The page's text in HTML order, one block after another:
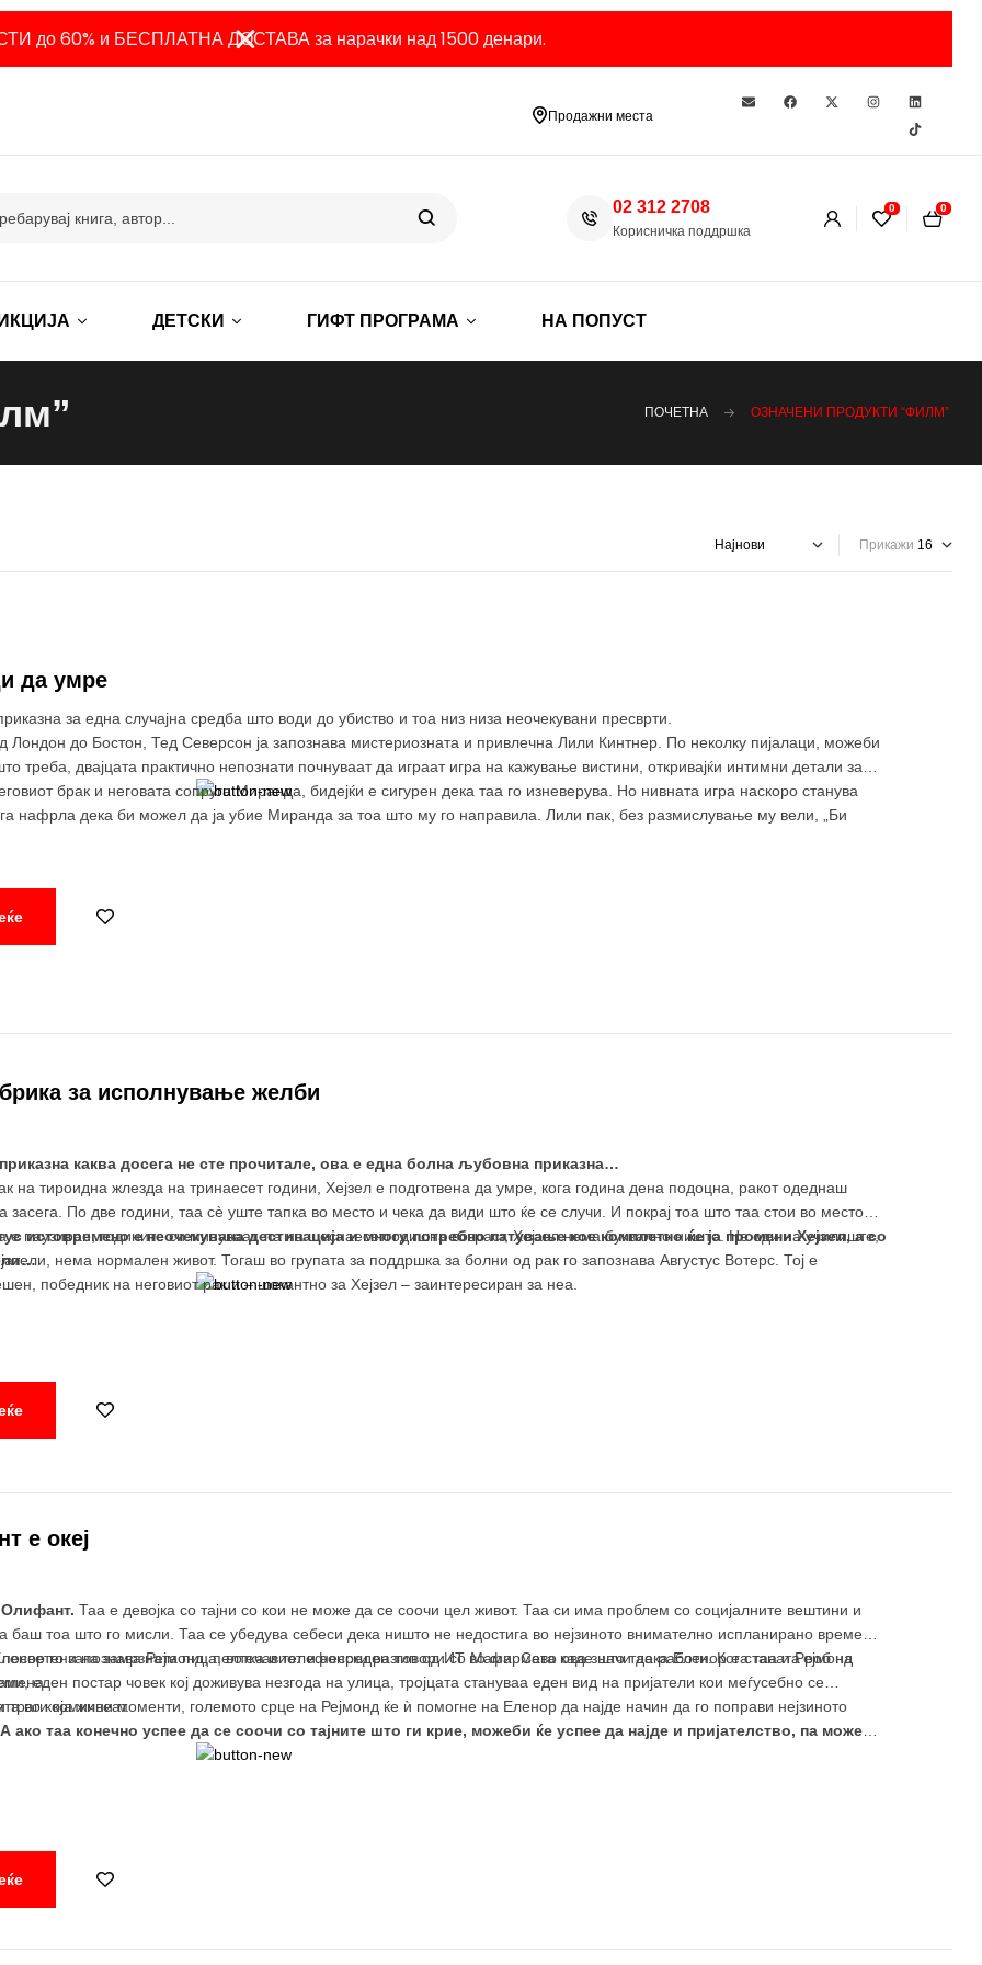
до 60% и БЕСПЛАТНА ДОСТАВА за нарачки над 1500 денари.
Продажни места
02 312 2708
Корисничка поддршка
0 0
ДЕТСКИ ГИФТ ПРОГРАМА НА ПОПУСТ
ПОЧЕТНА ОЗНАЧЕНИ ПРОДУКТИ “ФИЛМ”
Прикажи
да умре
за една случајна средба што води до убиство и тоа низ низа неочекувани пресврти.
Лондон до Бостон, Тед Северсон ја запознава мистериозната и привлечна Лили Кинтнер. По неколку пијалаци, можеби
треба, двајцата практично непознати почнуваат да играат игра на кажување вистини, откривајќи интимни детали за
брак и неговата сопруга Миранда, бидејќи е сигурен дека таа го изневерува. Но нивната игра наскоро станува
нафрла дека би можел да ја убие Миранда за тоа што му го направила. Лили пак, без размислување му вели, „Би
за исполнување желби
каква досега не сте прочитале, ова е една болна љубовна приказна…
на тироидна жлезда на тринаесет години, Хејзел е подготвена да умре, кога година дена подоцна, ракот одеднаш
засега. По две години, таа сè уште тапка во место и чека да види што ќе се случи. И покрај тоа што таа стои во место
е паузиран, годините си минуваат, па на шеснаесетгодишна возраст, Хејзел нема буквално ништо. Не оди на училиште,
нема нормален живот. Тогаш во групата за поддршка за болни од рак го запознава Августус Вотерс. Тој е
победник на неговиот рак и – шокантно за Хејзел – заинтересиран за неа.
истовремено е неочекувана дестинација и многу потребно патување кое комплетно ќе ја промени Хејзел, а со
е океј
Олифант. Таа е девојка со тајни со кои не може да се соочи цел живот. Таа си има проблем со социјалните вештини и
баш тоа што го мисли. Таа се убедува себеси дека ништо не недостига во нејзиното внимателно испланирано време
на замрзната пица, вотка и телефонски разговори со Мама. Сево ова значи дека Еленор е станата роб на
го запознава Рејмонд, пелтечавиот и несреден тип од ИТ во фирмата каде што таа работи. Кога таа и Рејмонд
еден постар човек кој доживува незгода на улица, тројцата стануваа еден вид на пријатели кои меѓусебно се
во која живеат.
траги комични моменти, големото срце на Рејмонд ќе ѝ помогне на Еленор да најде начин да го поправи нејзиното
А ако таа конечно успее да се соочи со тајните што ги крие, можеби ќе успее да најде и пријателство, па можеби